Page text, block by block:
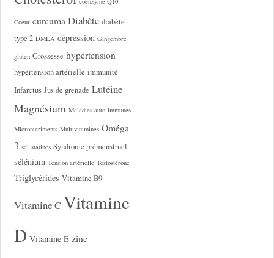
Coeur curcuma Diabète diabète
type 2 DMLA dépression Gingembre
gluten Grossesse hypertension
hypertension artérielle immunité
Infarctus Jus de grenade Lutéine
Magnésium Maladies auto-immunes
Micronutriments Multivitamines Oméga
3 sel statines Syndrome prémenstruel
sélénium Tension artérielle Testostérone
Triglycérides Vitamine B9
Vitamine CVitamine
D Vitamine E zinc